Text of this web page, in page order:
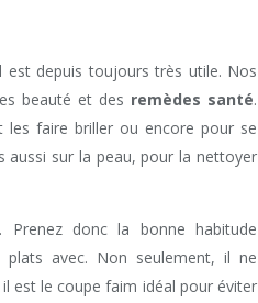
est depuis toujours très utile. Nos
beauté et des remèdes santé.
les faire briller ou encore pour se
aussi sur la peau, pour la nettoyer
donc la bonne habitude
plats avec. Non seulement, il ne
est le coupe faim idéal pour éviter